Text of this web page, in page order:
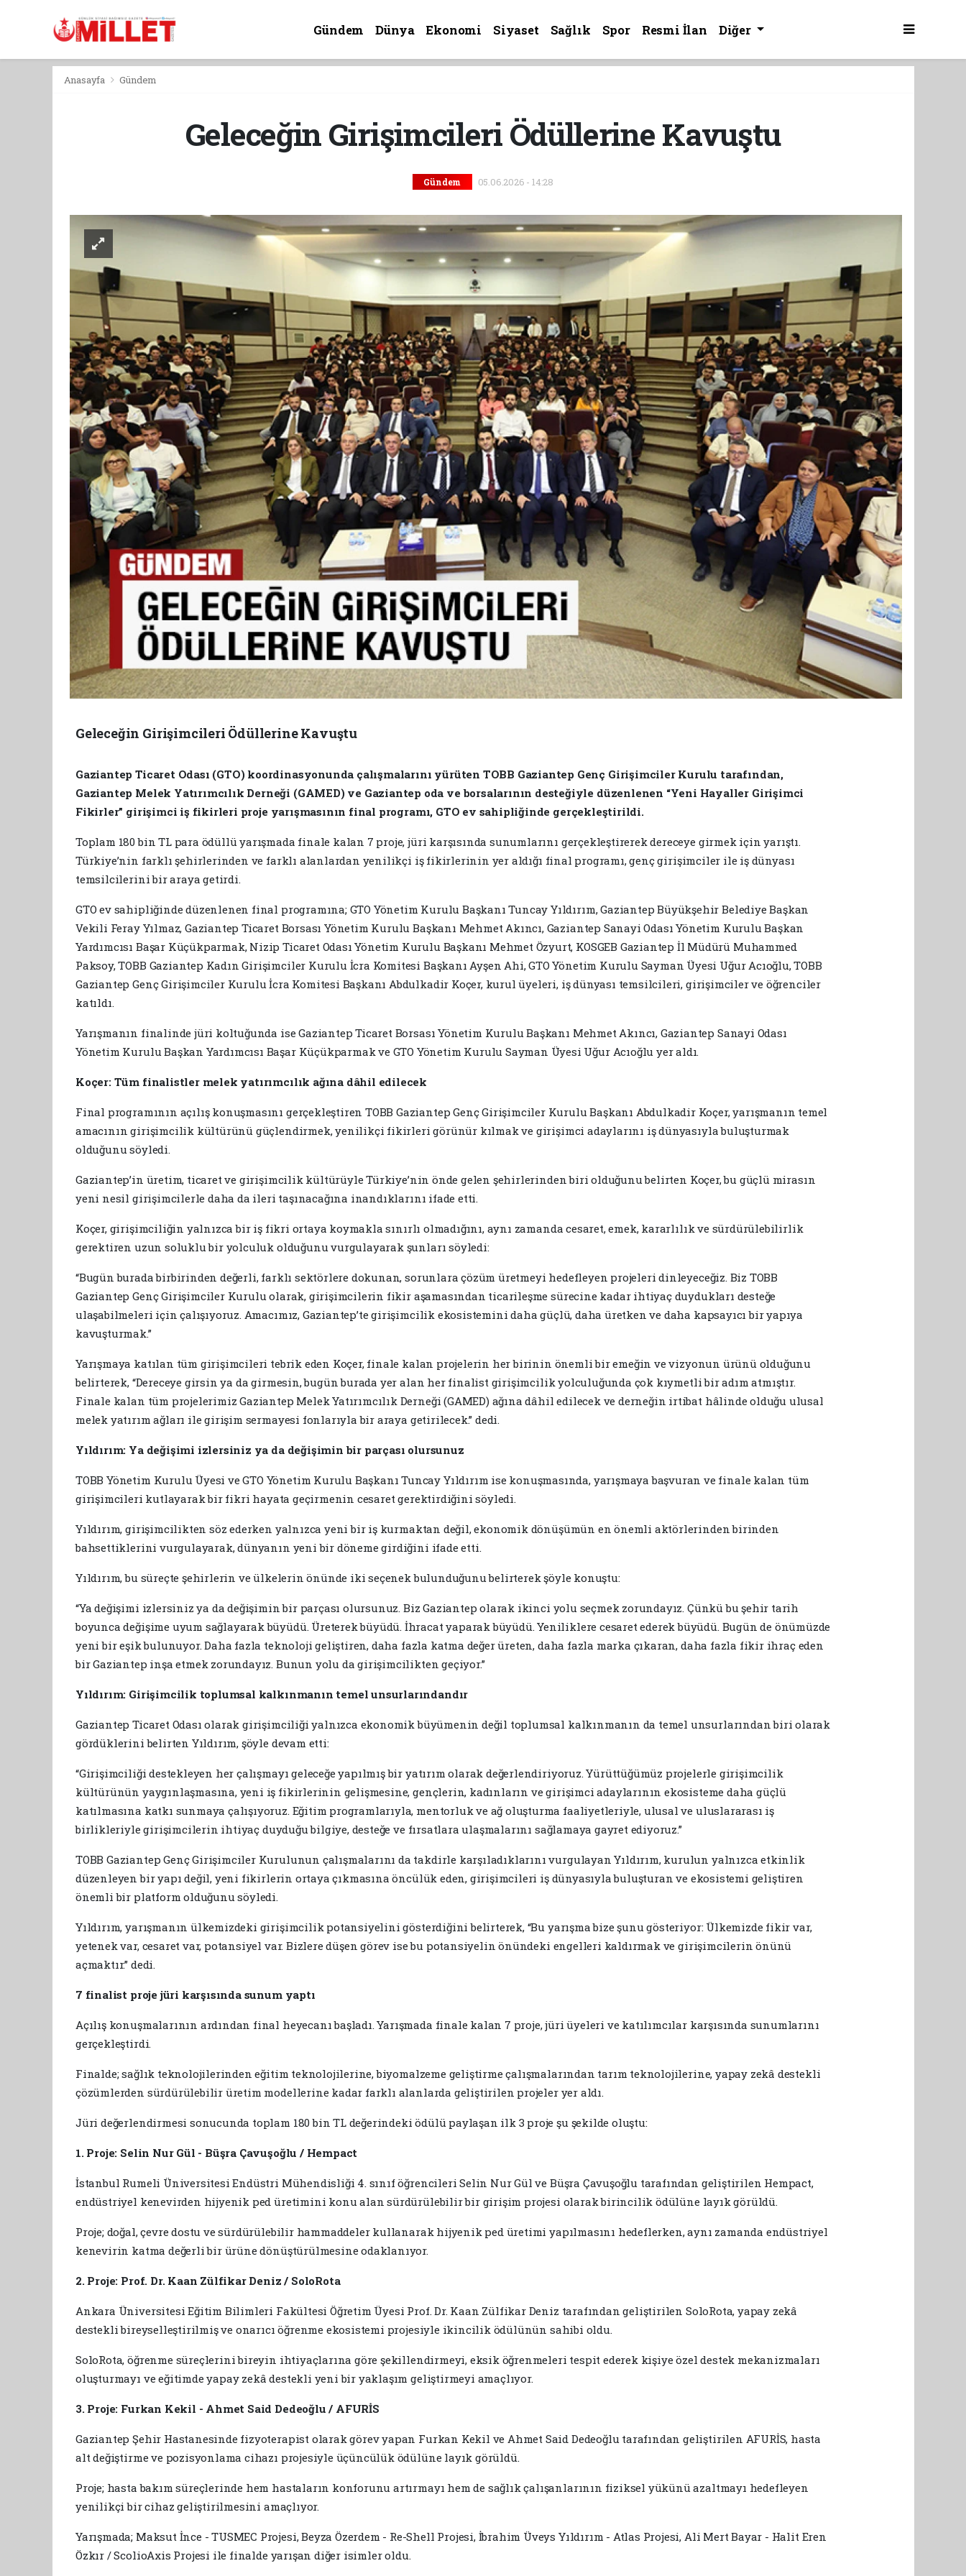
Gündem Dünya Ekonomi Siyaset Sağlık Spor Resmi İlan Diğer
Anasayfa Gündem
Geleceğin Girişimcileri Ödüllerine Kavuştu
Gündem 05.06.2026 - 14:28
Geleceğin Girişimcileri Ödüllerine Kavuştu
Gaziantep Ticaret Odası (GTO) koordinasyonunda çalışmalarını yürüten TOBB Gaziantep Genç Girişimciler Kurulu tarafından,
Gaziantep Melek Yatırımcılık Derneği (GAMED) ve Gaziantep oda ve borsalarının desteğiyle düzenlenen “Yeni Hayaller Girişimci
Fikirler” girişimci iş fikirleri proje yarışmasının final programı, GTO ev sahipliğinde gerçekleştirildi.
Toplam 180 bin TL para ödüllü yarışmada finale kalan 7 proje, jüri karşısında sunumlarını gerçekleştirerek dereceye girmek için yarıştı.
Türkiye’nin farklı şehirlerinden ve farklı alanlardan yenilikçi iş fikirlerinin yer aldığı final programı, genç girişimciler ile iş dünyası
temsilcilerini bir araya getirdi.
GTO ev sahipliğinde düzenlenen final programına; GTO Yönetim Kurulu Başkanı Tuncay Yıldırım, Gaziantep Büyükşehir Belediye Başkan
Vekili Feray Yılmaz, Gaziantep Ticaret Borsası Yönetim Kurulu Başkanı Mehmet Akıncı, Gaziantep Sanayi Odası Yönetim Kurulu Başkan
Yardımcısı Başar Küçükparmak, Nizip Ticaret Odası Yönetim Kurulu Başkanı Mehmet Özyurt, KOSGEB Gaziantep İl Müdürü Muhammed
Paksoy, TOBB Gaziantep Kadın Girişimciler Kurulu İcra Komitesi Başkanı Ayşen Ahi, GTO Yönetim Kurulu Sayman Üyesi Uğur Acıoğlu, TOBB
Gaziantep Genç Girişimciler Kurulu İcra Komitesi Başkanı Abdulkadir Koçer, kurul üyeleri, iş dünyası temsilcileri, girişimciler ve öğrenciler
katıldı.
Yarışmanın finalinde jüri koltuğunda ise Gaziantep Ticaret Borsası Yönetim Kurulu Başkanı Mehmet Akıncı, Gaziantep Sanayi Odası
Yönetim Kurulu Başkan Yardımcısı Başar Küçükparmak ve GTO Yönetim Kurulu Sayman Üyesi Uğur Acıoğlu yer aldı.
Koçer: Tüm finalistler melek yatırımcılık ağına dâhil edilecek
Final programının açılış konuşmasını gerçekleştiren TOBB Gaziantep Genç Girişimciler Kurulu Başkanı Abdulkadir Koçer, yarışmanın temel
amacının girişimcilik kültürünü güçlendirmek, yenilikçi fikirleri görünür kılmak ve girişimci adaylarını iş dünyasıyla buluşturmak
olduğunu söyledi.
Gaziantep’in üretim, ticaret ve girişimcilik kültürüyle Türkiye’nin önde gelen şehirlerinden biri olduğunu belirten Koçer, bu güçlü mirasın
yeni nesil girişimcilerle daha da ileri taşınacağına inandıklarını ifade etti.
Koçer, girişimciliğin yalnızca bir iş fikri ortaya koymakla sınırlı olmadığını, aynı zamanda cesaret, emek, kararlılık ve sürdürülebilirlik
gerektiren uzun soluklu bir yolculuk olduğunu vurgulayarak şunları söyledi:
“Bugün burada birbirinden değerli, farklı sektörlere dokunan, sorunlara çözüm üretmeyi hedefleyen projeleri dinleyeceğiz. Biz TOBB
Gaziantep Genç Girişimciler Kurulu olarak, girişimcilerin fikir aşamasından ticarileşme sürecine kadar ihtiyaç duydukları desteğe
ulaşabilmeleri için çalışıyoruz. Amacımız, Gaziantep’te girişimcilik ekosistemini daha güçlü, daha üretken ve daha kapsayıcı bir yapıya
kavuşturmak.”
Yarışmaya katılan tüm girişimcileri tebrik eden Koçer, finale kalan projelerin her birinin önemli bir emeğin ve vizyonun ürünü olduğunu
belirterek, “Dereceye girsin ya da girmesin, bugün burada yer alan her finalist girişimcilik yolculuğunda çok kıymetli bir adım atmıştır.
Finale kalan tüm projelerimiz Gaziantep Melek Yatırımcılık Derneği (GAMED) ağına dâhil edilecek ve derneğin irtibat hâlinde olduğu ulusal
melek yatırım ağları ile girişim sermayesi fonlarıyla bir araya getirilecek.” dedi.
Yıldırım: Ya değişimi izlersiniz ya da değişimin bir parçası olursunuz
TOBB Yönetim Kurulu Üyesi ve GTO Yönetim Kurulu Başkanı Tuncay Yıldırım ise konuşmasında, yarışmaya başvuran ve finale kalan tüm
girişimcileri kutlayarak bir fikri hayata geçirmenin cesaret gerektirdiğini söyledi.
Yıldırım, girişimcilikten söz ederken yalnızca yeni bir iş kurmaktan değil, ekonomik dönüşümün en önemli aktörlerinden birinden
bahsettiklerini vurgulayarak, dünyanın yeni bir döneme girdiğini ifade etti.
Yıldırım, bu süreçte şehirlerin ve ülkelerin önünde iki seçenek bulunduğunu belirterek şöyle konuştu:
“Ya değişimi izlersiniz ya da değişimin bir parçası olursunuz. Biz Gaziantep olarak ikinci yolu seçmek zorundayız. Çünkü bu şehir tarih
boyunca değişime uyum sağlayarak büyüdü. Üreterek büyüdü. İhracat yaparak büyüdü. Yeniliklere cesaret ederek büyüdü. Bugün de önümüzde
yeni bir eşik bulunuyor. Daha fazla teknoloji geliştiren, daha fazla katma değer üreten, daha fazla marka çıkaran, daha fazla fikir ihraç eden
bir Gaziantep inşa etmek zorundayız. Bunun yolu da girişimcilikten geçiyor.”
Yıldırım: Girişimcilik toplumsal kalkınmanın temel unsurlarındandır
Gaziantep Ticaret Odası olarak girişimciliği yalnızca ekonomik büyümenin değil toplumsal kalkınmanın da temel unsurlarından biri olarak
gördüklerini belirten Yıldırım, şöyle devam etti:
“Girişimciliği destekleyen her çalışmayı geleceğe yapılmış bir yatırım olarak değerlendiriyoruz. Yürüttüğümüz projelerle girişimcilik
kültürünün yaygınlaşmasına, yeni iş fikirlerinin gelişmesine, gençlerin, kadınların ve girişimci adaylarının ekosisteme daha güçlü
katılmasına katkı sunmaya çalışıyoruz. Eğitim programlarıyla, mentorluk ve ağ oluşturma faaliyetleriyle, ulusal ve uluslararası iş
birlikleriyle girişimcilerin ihtiyaç duyduğu bilgiye, desteğe ve fırsatlara ulaşmalarını sağlamaya gayret ediyoruz.”
TOBB Gaziantep Genç Girişimciler Kurulunun çalışmalarını da takdirle karşıladıklarını vurgulayan Yıldırım, kurulun yalnızca etkinlik
düzenleyen bir yapı değil, yeni fikirlerin ortaya çıkmasına öncülük eden, girişimcileri iş dünyasıyla buluşturan ve ekosistemi geliştiren
önemli bir platform olduğunu söyledi.
Yıldırım, yarışmanın ülkemizdeki girişimcilik potansiyelini gösterdiğini belirterek, “Bu yarışma bize şunu gösteriyor: Ülkemizde fikir var,
yetenek var, cesaret var, potansiyel var. Bizlere düşen görev ise bu potansiyelin önündeki engelleri kaldırmak ve girişimcilerin önünü
açmaktır.” dedi.
7 finalist proje jüri karşısında sunum yaptı
Açılış konuşmalarının ardından final heyecanı başladı. Yarışmada finale kalan 7 proje, jüri üyeleri ve katılımcılar karşısında sunumlarını
gerçekleştirdi.
Finalde; sağlık teknolojilerinden eğitim teknolojilerine, biyomalzeme geliştirme çalışmalarından tarım teknolojilerine, yapay zekâ destekli
çözümlerden sürdürülebilir üretim modellerine kadar farklı alanlarda geliştirilen projeler yer aldı.
Jüri değerlendirmesi sonucunda toplam 180 bin TL değerindeki ödülü paylaşan ilk 3 proje şu şekilde oluştu:
1. Proje: Selin Nur Gül - Büşra Çavuşoğlu / Hempact
İstanbul Rumeli Üniversitesi Endüstri Mühendisliği 4. sınıf öğrencileri Selin Nur Gül ve Büşra Çavuşoğlu tarafından geliştirilen Hempact,
endüstriyel kenevirden hijyenik ped üretimini konu alan sürdürülebilir bir girişim projesi olarak birincilik ödülüne layık görüldü.
Proje; doğal, çevre dostu ve sürdürülebilir hammaddeler kullanarak hijyenik ped üretimi yapılmasını hedeflerken, aynı zamanda endüstriyel
kenevirin katma değerli bir ürüne dönüştürülmesine odaklanıyor.
2. Proje: Prof. Dr. Kaan Zülfikar Deniz / SoloRota
Ankara Üniversitesi Eğitim Bilimleri Fakültesi Öğretim Üyesi Prof. Dr. Kaan Zülfikar Deniz tarafından geliştirilen SoloRota, yapay zekâ
destekli bireyselleştirilmiş ve onarıcı öğrenme ekosistemi projesiyle ikincilik ödülünün sahibi oldu.
SoloRota, öğrenme süreçlerini bireyin ihtiyaçlarına göre şekillendirmeyi, eksik öğrenmeleri tespit ederek kişiye özel destek mekanizmaları
oluşturmayı ve eğitimde yapay zekâ destekli yeni bir yaklaşım geliştirmeyi amaçlıyor.
3. Proje: Furkan Kekil - Ahmet Said Dedeoğlu / AFURİS
Gaziantep Şehir Hastanesinde fizyoterapist olarak görev yapan Furkan Kekil ve Ahmet Said Dedeoğlu tarafından geliştirilen AFURİS, hasta
alt değiştirme ve pozisyonlama cihazı projesiyle üçüncülük ödülüne layık görüldü.
Proje; hasta bakım süreçlerinde hem hastaların konforunu artırmayı hem de sağlık çalışanlarının fiziksel yükünü azaltmayı hedefleyen
yenilikçi bir cihaz geliştirilmesini amaçlıyor.
Yarışmada; Maksut İnce - TUSMEC Projesi, Beyza Özerdem - Re-Shell Projesi, İbrahim Üveys Yıldırım - Atlas Projesi, Ali Mert Bayar - Halit Eren
Özkır / ScolioAxis Projesi ile finalde yarışan diğer isimler oldu.